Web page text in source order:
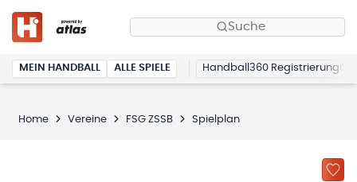
Suche
MEIN HANDBALL ALLE SPIELE Handball360 Registrierung
Home Vereine FSG ZSSB Spielplan